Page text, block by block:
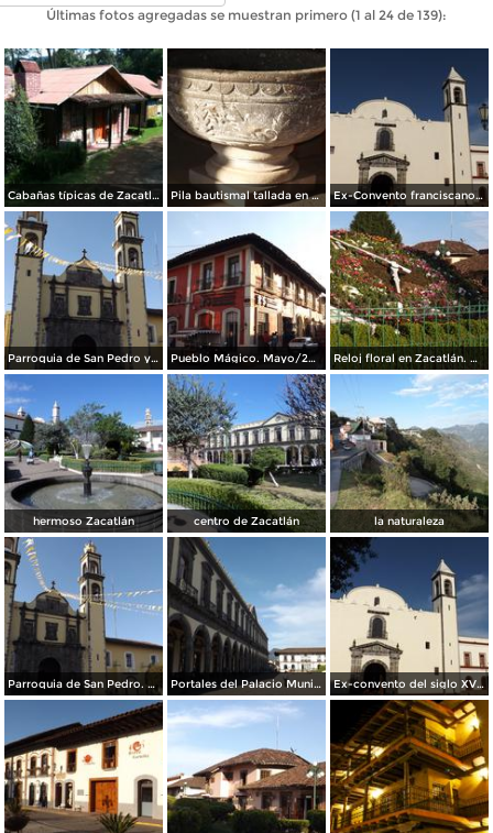
Últimas fotos agregadas se muestran primero (1 al 24 de 139):
Cabañas típicas de Zacatlán. Agosto/2015 Pila bautismal tallada en cantera siglo XVI. Mayo/2014 Ex-Convento franciscano del siglo XVI. Mayo/2014
Parroquia de San Pedro y San Pablo. Mayo/2014 Pueblo Mágico. Mayo/2014 Reloj floral en Zacatlán. Mayo/2014
hermoso Zacatlán centro de Zacatlán la naturaleza
Parroquia de San Pedro. Mayo/2014 Portales del Palacio Municipal. Mayo/2014 Ex-convento del siglo XVI. Zacatlán. Mayo/2014